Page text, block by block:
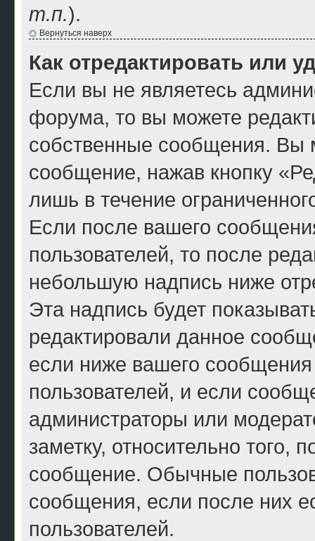
т.п.).
Вернуться наверх
Как отредактировать или
Если вы не являетесь
форума, то вы можете
собственные сообщения. Вы
сообщение, нажав кнопку
лишь в течение
Если после вашего
пользователей, то после
небольшую надпись ниже
Эта надпись будет
редактировали данное
если ниже вашего
пользователей, и если
администраторы или
заметку, относительно того,
сообщение. Обычные
сообщения, если после них
пользователей.